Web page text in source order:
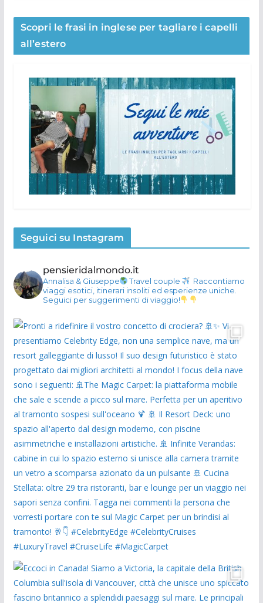
Scopri le frasi in inglese per tagliare i capelli
all’estero
Seguici su Instagram
pensieridalmondo.it
Annalisa & Giuseppe Travel couple
Raccontiamo
viaggi esotici, itinerari insoliti ed esperienze uniche.
Seguici per suggerimenti di viaggio!